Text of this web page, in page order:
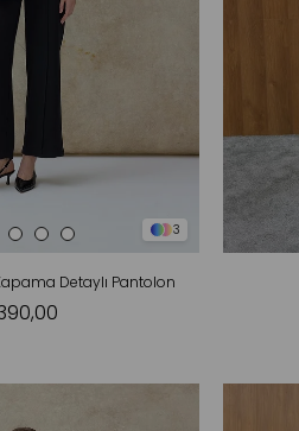
3
Detaylı Pantolon